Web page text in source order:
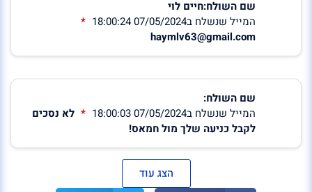
שם השולח:חיים לוי
המייל שנשלח ב07/05/2024 18:00:24
haymlv63@gmail.com
שם השולח:
המייל שנשלח ב07/05/2024 18:00:03
לא נסכים
לקבל כניעה שלך מול חמאס!
הצג עוד